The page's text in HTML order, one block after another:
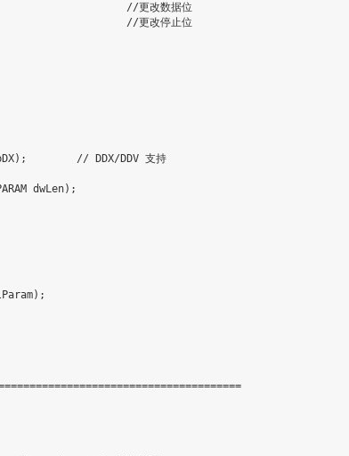
//更改数据位
//更改停止位
) ;
// DDX/DDV 支持
dwLen) ;
) ;